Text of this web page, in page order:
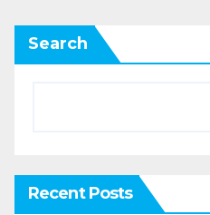
Search
Recent Posts